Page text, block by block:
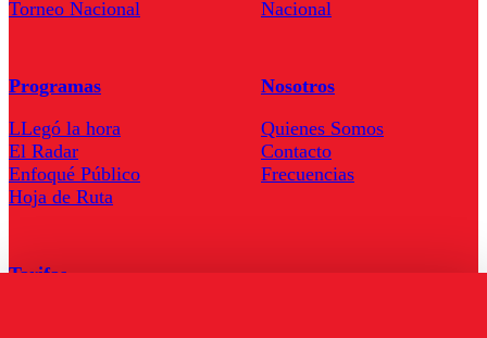
Torneo Nacional
Nacional
Programas
LLegó la hora
El Radar
Enfoqué Público
Hoja de Ruta
Nosotros
Quienes Somos
Contacto
Frecuencias
Tarifas